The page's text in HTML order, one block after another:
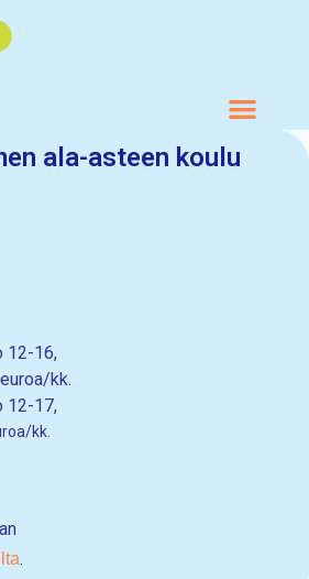
ala-asteen koulu
12-16,
kk.
12-17,
kk.
.